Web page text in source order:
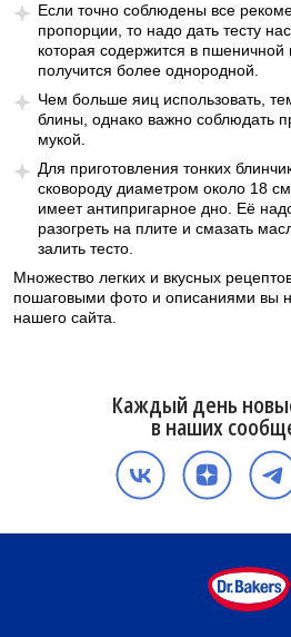
Если точно соблюдены все
пропорции, то надо дать тесту
которая содержится в пшеничной
получится более однородной.
Чем больше яиц использовать,
блины, однако важно соблюдать
мукой.
Для приготовления тонких
сковороду диаметром около 18
имеет антипригарное дно. Её
разогреть на плите и смазать
залить тесто.
Множество легких и вкусных
пошаговыми фото и описаниями вы
нашего сайта.
Каждый день
в наших